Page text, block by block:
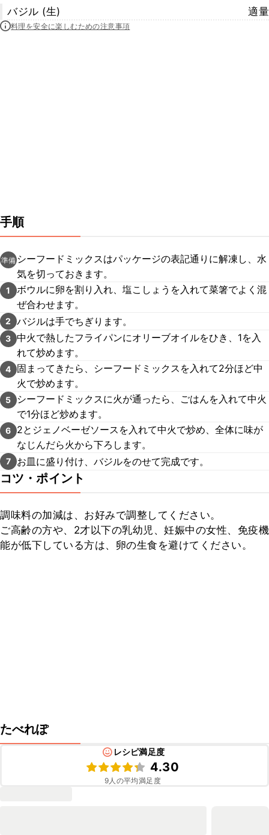
バジル (生)
適量
料理を安全に楽しむための注意事項
手順
準備 シーフードミックスはパッケージの表記通りに解凍し、水
気を切っておきます。
1
ボウルに卵を割り入れ、塩こしょうを入れて菜箸でよく混
ぜ合わせます。
2 バジルは手でちぎります。
3 中火で熱したフライパンにオリーブオイルをひき、1を入
れて炒めます。
4
固まってきたら、シーフードミックスを入れて2分ほど中
火で炒めます。
5
シーフードミックスに火が通ったら、ごはんを入れて中火
で1分ほど炒めます。
6
2とジェノベーゼソースを入れて中火で炒め、全体に味が
なじんだら火から下ろします。
7 お皿に盛り付け、バジルをのせて完成です。
コツ・ポイント
調味料の加減は、お好みで調整してください。
ご高齢の方や、2才以下の乳幼児、妊娠中の女性、免疫機
能が低下している方は、卵の生食を避けてください。
たべれぽ
レシピ満足度
4.30
9人の平均満足度